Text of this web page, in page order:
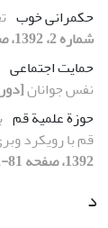
حکمرانی خوب
شماره 2، 1392، صفحه 59-86]
حمایت اجتماعی
نفس جوانان[دوره 7، شماره 2،
حوزة علمیة قم
قم با رویکرد وبری1 )فرآیندها، چالشها و
1392، صفحه 81-112]
د